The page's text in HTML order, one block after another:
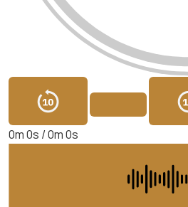
0m 0s /0m 0s